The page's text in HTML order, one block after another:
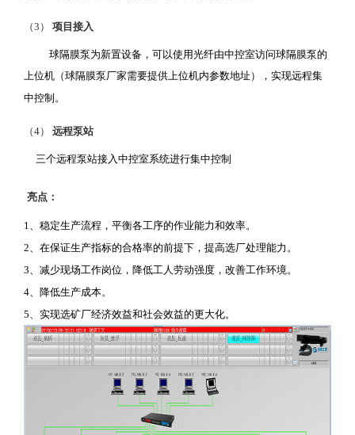
（3） 项目接入
球隔膜泵为新置设备，可以使用光纤由中控室访问球隔膜泵的
上位机（球隔膜泵厂家需要提供上位机内参数地址），实现远程集
中控制。
（4） 远程泵站
三个远程泵站接入中控室系统进行集中控制
亮点：
1、稳定生产流程，平衡各工序的作业能力和效率。
2、在保证生产指标的合格率的前提下，提高选厂处理能力。
3、减少现场工作岗位，降低工人劳动强度，改善工作环境。
4、降低生产成本。
5、实现选矿厂经济效益和社会效益的更大化。